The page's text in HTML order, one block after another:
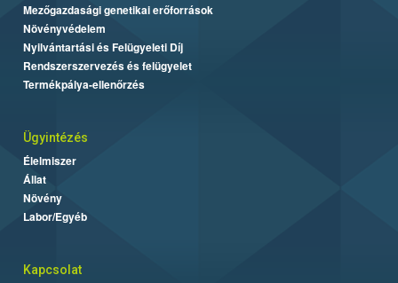
Mezőgazdasági genetikai erőforrások
Növényvédelem
Nyilvántartási és Felügyeleti Díj
Rendszerszervezés és felügyelet
Termékpálya-ellenőrzés
Ügyintézés
Élelmiszer
Állat
Növény
Labor/Egyéb
Kapcsolat